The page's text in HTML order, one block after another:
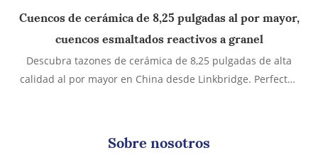
Cuencos de cerámica de 8,25 pulgadas al por mayor,
cuencos esmaltados reactivos a granel
Descubra tazones de cerámica de 8,25 pulgadas de alta
calidad al por mayor en China desde Linkbridge. Perfectos
elegantes y aptos para microondas y lavavajillas. Con
precios mayoristas competitivos y personalización flexible
Sobre nosotros